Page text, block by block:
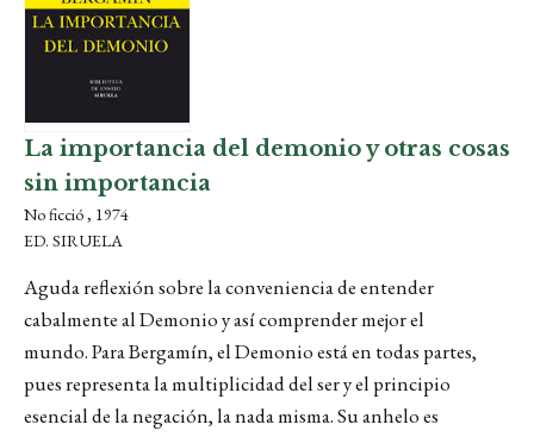
La importancia del demonio y otras cosas
sin importancia
No ficció , 1974
ED. SIRUELA
Aguda reflexión sobre la conveniencia de entender
cabalmente al Demonio y así comprender mejor el
mundo. Para Bergamín, el Demonio está en todas partes,
pues representa la multiplicidad del ser y el principio
esencial de la negación, la nada misma. Su anhelo es